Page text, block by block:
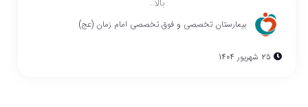
بالا...
بیمارستان تخصصی و فوق تخصصی امام زمان (عج)
25 شهریور 1404